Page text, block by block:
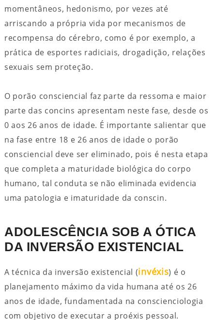
momentâneos, hedonismo, por vezes até
arriscando a própria vida por mecanismos de
recompensa do cérebro, como é por exemplo, a
prática de esportes radiciais, drogadição, relações
sexuais sem proteção.
O porão consciencial faz parte da ressoma e maior
parte das concins apresentam neste fase, desde os
0 aos 26 anos de idade. É importante salientar que
na fase entre 18 e 26 anos de idade o porão
consciencial deve ser eliminado, pois é nesta etapa
que completa a maturidade biológica do corpo
humano, tal conduta se não eliminada evidencia
uma patologia e imaturidade da conscin.
ADOLESCÊNCIA SOB A ÓTICA
DA INVERSÃO EXISTENCIAL
A técnica da inversão existencial (invéxis) é o
planejamento máximo da vida humana até os 26
anos de idade, fundamentada na conscienciologia
com objetivo de executar a proéxis pessoal.